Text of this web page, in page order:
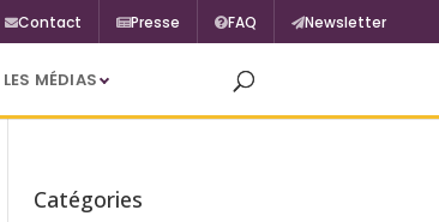
Contact Presse FAQ Newsletter
LES MÉDIAS
Catégories